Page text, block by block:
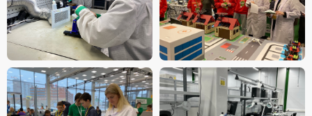
Санкт-Петербург,
Гаражный проезд, 1